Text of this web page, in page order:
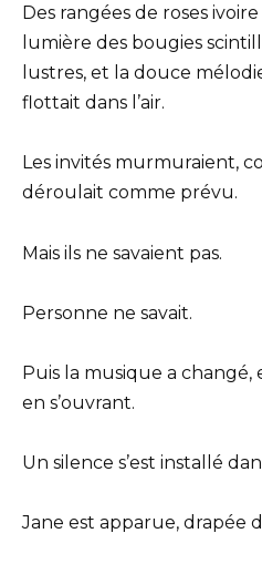
Des rangées de roses
lumière des bougies
lustres, et la douce
flottait dans l’air.
Les invités murmuraient,
déroulait comme prévu.
Mais ils ne savaient pas.
Personne ne savait.
Puis la musique a
en s’ouvrant.
Un silence s’est installé
Jane est apparue, drapée